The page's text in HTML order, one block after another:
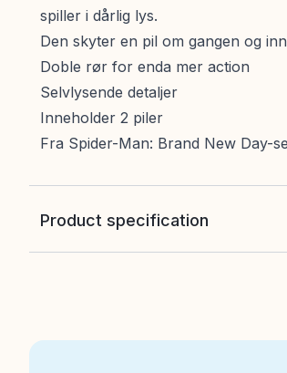
spiller i dårlig lys.
Den skyter en pil om gangen og
Doble rør for enda mer action
Selvlysende detaljer
Inneholder 2 piler
Fra Spider-Man: Brand New Day-
Product specification
Alder fra:5